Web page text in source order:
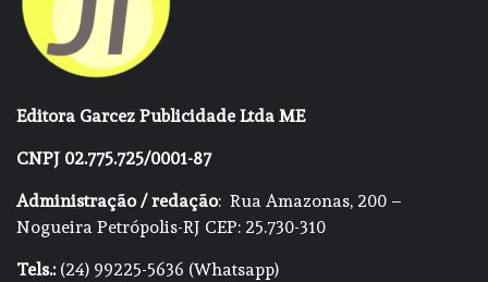
Editora Garcez Publicidade Ltda ME
CNPJ 02.775.725/0001-87
Administração / redação: Rua Amazonas, 200 –
Nogueira Petrópolis-RJ CEP: 25.730-310
Tels.:(24) 99225-5636 (Whatsapp)